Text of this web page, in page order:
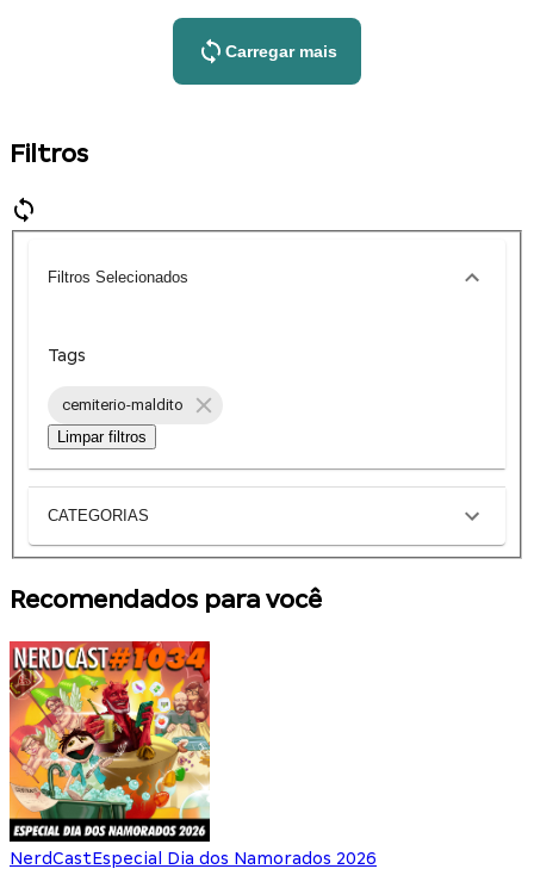
Carregar mais
Filtros
Filtros Selecionados
Tags
cemiterio-maldito
Limpar filtros
CATEGORIAS
Recomendados para você
NerdCastEspecial Dia dos Namorados 2026